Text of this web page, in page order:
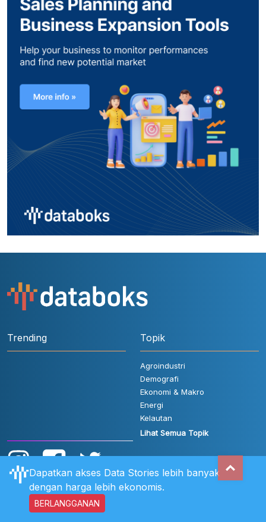
Trending Topik
Agroindustri
Demografi
Ekonomi & Makro
Energi
Kelautan
Lihat Semua Topik
Aturan Pengguna Hubungi Kami
Dapatkan akses Data Stories lebih banyak
dengan harga lebih ekonomis.
BERLANGGANAN